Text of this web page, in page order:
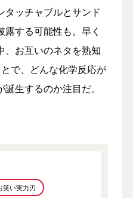
タッチャブルとサンド
する可能性も。早く
、お互いのネタを熟知
で、どんな化学反応が
生するのか注目だ。
笑い実力刃